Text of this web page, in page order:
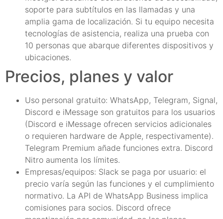
soporte para subtítulos en las llamadas y una
amplia gama de localización. Si tu equipo necesita
tecnologías de asistencia, realiza una prueba con
10 personas que abarque diferentes dispositivos y
ubicaciones.
Precios, planes y valor
Uso personal gratuito: WhatsApp, Telegram, Signal,
Discord e iMessage son gratuitos para los usuarios
(Discord e iMessage ofrecen servicios adicionales
o requieren hardware de Apple, respectivamente).
Telegram Premium añade funciones extra. Discord
Nitro aumenta los límites.
Empresas/equipos: Slack se paga por usuario: el
precio varía según las funciones y el cumplimiento
normativo. La API de WhatsApp Business implica
comisiones para socios. Discord ofrece